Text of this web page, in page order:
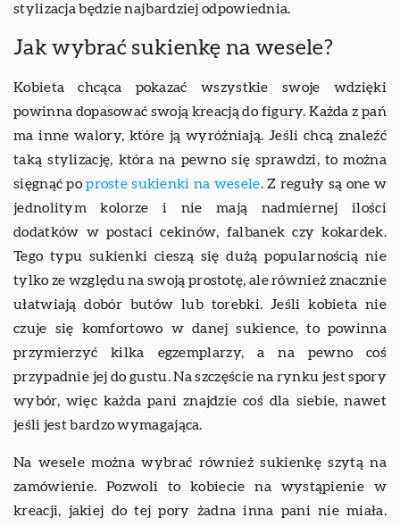
stylizacja będzie najbardziej odpowiednia.
Jak wybrać sukienkę na wesele?
Kobieta chcąca pokazać wszystkie swoje wdzięki
powinna dopasować swoją kreacją do figury. Każda z pań
ma inne walory, które ją wyróżniają. Jeśli chcą znaleźć
taką stylizację, która na pewno się sprawdzi, to można
sięgnąć poproste sukienki na wesele. Z reguły są one w
jednolitym kolorze i nie mają nadmiernej ilości
dodatków w postaci cekinów, falbanek czy kokardek.
Tego typu sukienki cieszą się dużą popularnością nie
tylko ze względu na swoją prostotę, ale również znacznie
ułatwiają dobór butów lub torebki. Jeśli kobieta nie
czuje się komfortowo w danej sukience, to powinna
przymierzyć kilka egzemplarzy, a na pewno coś
przypadnie jej do gustu. Na szczęście na rynku jest spory
wybór, więc każda pani znajdzie coś dla siebie, nawet
jeśli jest bardzo wymagająca.
Na wesele można wybrać również sukienkę szytą na
zamówienie. Pozwoli to kobiecie na wystąpienie w
kreacji, jakiej do tej pory żadna inna pani nie miała.